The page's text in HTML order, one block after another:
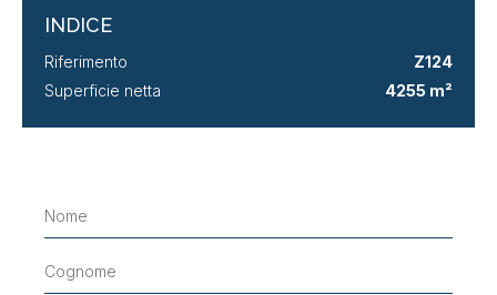
INDICE
Riferimento
Z124
Superficie netta
4255 m²